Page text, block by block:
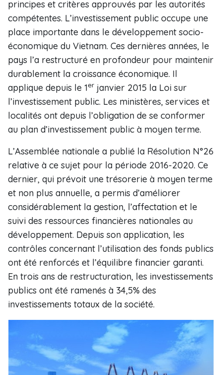
principes et critères approuvés par les autorités
compétentes. L’investissement public occupe une
place importante dans le développement socio-
économique du Vietnam. Ces dernières années, le
pays l’a restructuré en profondeur pour maintenir
durablement la croissance économique. Il
applique depuis le 1er janvier 2015 la Loi sur
l’investissement public. Les ministères, services et
localités ont depuis l’obligation de se conformer
au plan d’investissement public à moyen terme.
L’Assemblée nationale a publié la Résolution N°26
relative à ce sujet pour la période 2016-2020. Ce
dernier, qui prévoit une trésorerie à moyen terme
et non plus annuelle, a permis d’améliorer
considérablement la gestion, l’affectation et le
suivi des ressources financières nationales au
développement. Depuis son application, les
contrôles concernant l’utilisation des fonds publics
ont été renforcés et l’équilibre financier garanti.
En trois ans de restructuration, les investissements
publics ont été ramenés à 34,5% des
investissements totaux de la société.